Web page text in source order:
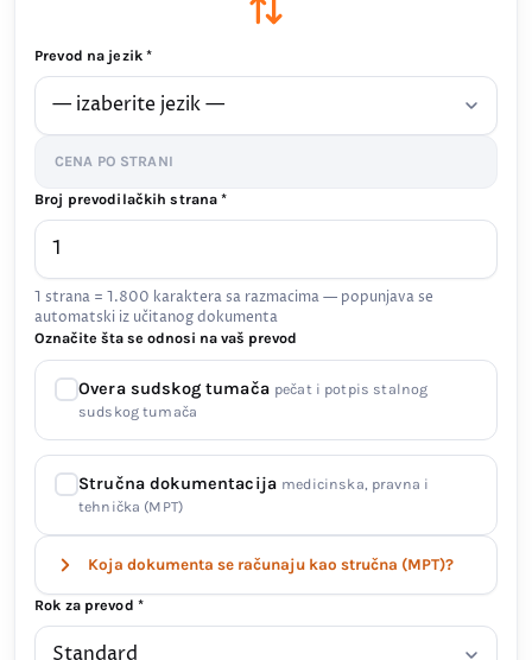
Prevod na jezik *
CENA PO STRANI
Broj prevodilačkih strana *
1 strana = 1.800 karaktera sa razmacima — popunjava se
automatski iz učitanog dokumenta
Označite šta se odnosi na vaš prevod
Overa sudskog tumača pečat i potpis stalnog
sudskog tumača
Stručna dokumentacija medicinska, pravna i
tehnička (MPT)
Koja dokumenta se računaju kao stručna (MPT)?
Rok za prevod *